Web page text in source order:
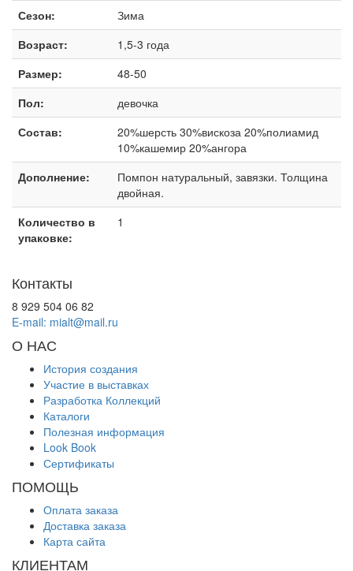
Сезон:
Зима
Возраст:
1,5-3 года
Размер:
48-50
Пол:
девочка
Состав:
20%шерсть 30%вискоза 20%полиамид
10%кашемир 20%ангора
Дополнение:
Помпон натуральный, завязки. Толщина
двойная.
Количество в
упаковке:
1
Контакты
8 929 504 06 82
E-mail: mialt@mail.ru
О НАС
История создания
Участие в выставках
Разработка Коллекций
Каталоги
Полезная информация
Look Book
Сертификаты
ПОМОЩЬ
Оплата заказа
Доставка заказа
Карта сайта
КЛИЕНТАМ